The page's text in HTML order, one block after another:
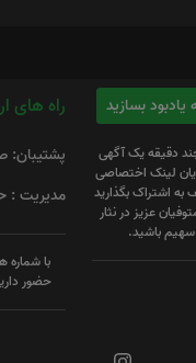
دقیقه یک آگهی
لینک اختصاصی
اشتراک بگذارید
عزیز در نثار
سهیم باشید.
راه های
پشتیبان: صادق
مدیریت : حسینی
با
حضور